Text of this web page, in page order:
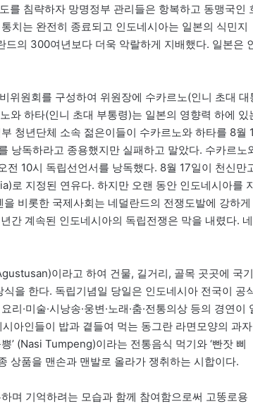
를 침략하자 망명정부 관리들은 항복하고 동맹국인
치는 완전히 종료되고 인도네시아는 일본의 식민지
의 300여년보다 더욱 악랄하게 지배했다. 일본은
위원회를 구성하여 위원장에 수카르노(인니 초대 대
와 하타(인니 초대 부통령)는 일본의 영향력 하에 있
청년단체 소속 젊은이들이 수카르노와 하타를 8월
낭독하라고 종용했지만 실패하고 말았다. 수카르노
10시 독립선언서를 낭독했다. 8월 17일이 천신만
지정된 연유다. 하지만 오랜 동안 인도네시아를
비롯한 국제사회는 네덜란드의 전쟁도발에 강하게
간 계속된 인도네시아의 독립전쟁은 막을 내렸다. 네
이라고 하여 건물, 길거리, 골목 곳곳에 국기
을 한다. 독립기념일 당일은 인도네시아 전국이 공
·미술·시낭송·웅변·노래·춤·전통의상 등의 경연이
아인들이 밥과 곁들여 먹는 동그란 라면모양의 과자
’ (Nasi Tumpeng)이라는 전통음식 먹기와 ‘빤잣 삐
상품을 맨손과 맨발로 올라가 쟁취하는 시합이다.
며 기억하려는 모습과 함께 참여함으로써 고똥로용